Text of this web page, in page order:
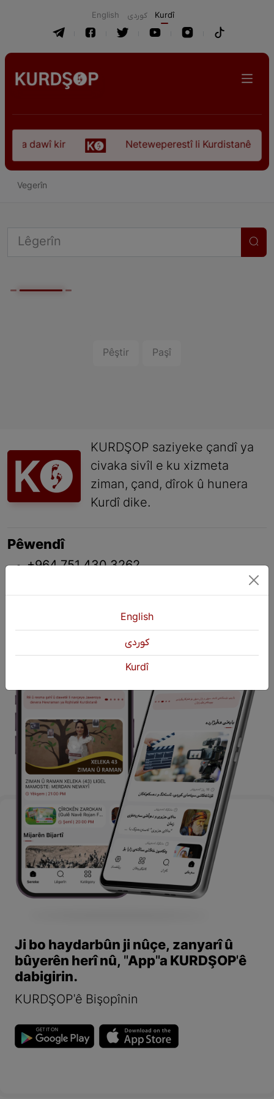
English كوردی Kurdî
dawî kir Neteweperestî li Kurdistanê:
Vegerîn
Pêştir Paşî
KURDŞOP saziyeke çandî ya
civaka sivîl e ku xizmeta
ziman, çand, dîrok û hunera
Kurdî dike.
Pêwendî
+964 751 430 3262
Ji bo haydarbûn ji nûçe, zanyarî û
bûyerên herî nû, "App"a KURDŞOP'ê
dabigirin.
KURDŞOP'ê Bişopînin
English
كوردی
Kurdî